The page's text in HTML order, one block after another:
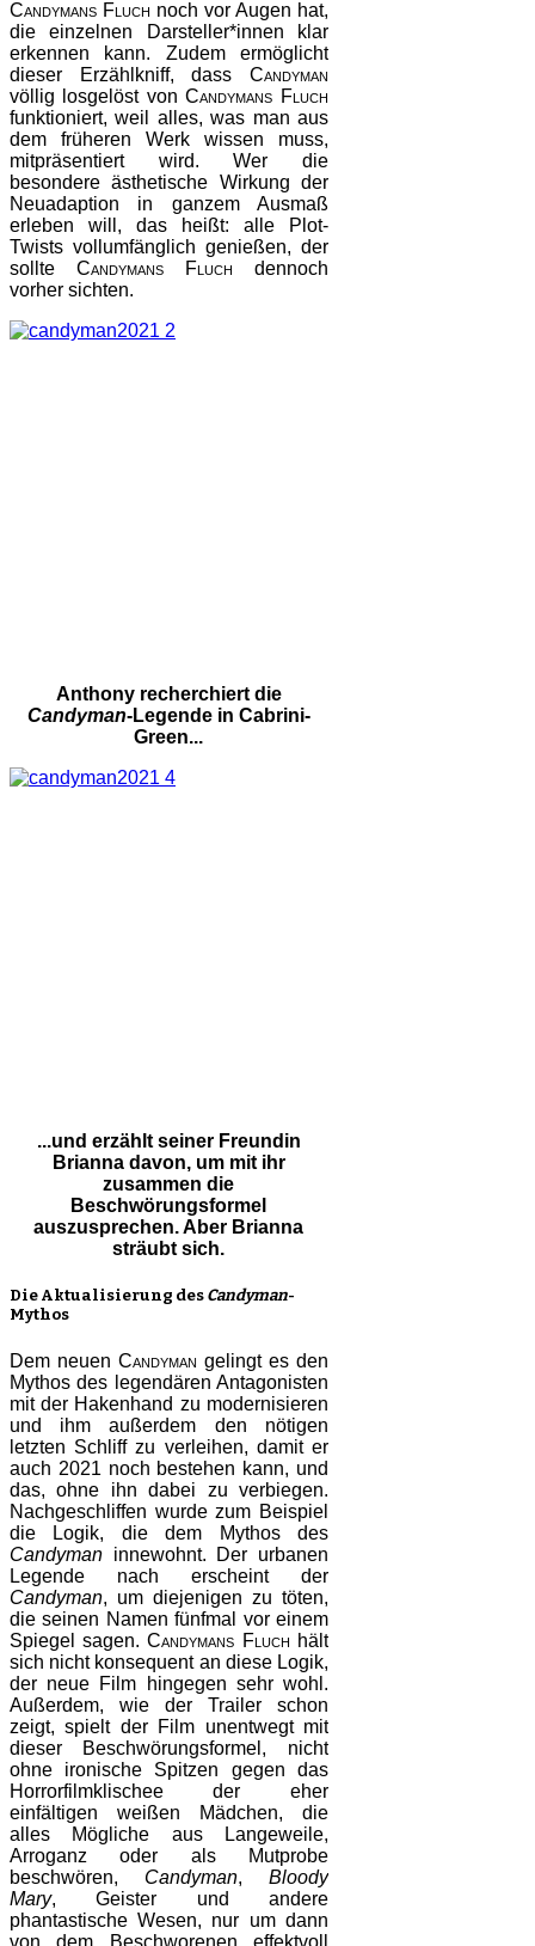
Candymans Fluch noch vor Augen hat,
die einzelnen Darsteller*innen klar
erkennen kann. Zudem ermöglicht
dieser Erzählkniff, dass Candyman
völlig losgelöst vonCandymans Fluch
funktioniert, weil alles, was man aus
dem früheren Werk wissen muss,
mitpräsentiert wird. Wer die
besondere ästhetische Wirkung der
Neuadaption in ganzem Ausmaß
erleben will, das heißt: alle Plot-
Twists vollumfänglich genießen, der
sollte Candymans Fluch dennoch
vorher sichten.
Anthony recherchiert die
Candyman-Legende in Cabrini-
Green...
...und erzählt seiner Freundin
Brianna davon, um mit ihr
zusammen die
Beschwörungsformel
auszusprechen. Aber Brianna
sträubt sich.
Die Aktualisierung desCandyman-
Mythos
Dem neuen Candyman gelingt es den
Mythos des legendären Antagonisten
mit der Hakenhand zu modernisieren
und ihm außerdem den nötigen
letzten Schliff zu verleihen, damit er
auch 2021 noch bestehen kann, und
das, ohne ihn dabei zu verbiegen.
Nachgeschliffen wurde zum Beispiel
die Logik, die dem Mythos des
Candyman innewohnt. Der urbanen
Legende nach erscheint der
Candyman, um diejenigen zu töten,
die seinen Namen fünfmal vor einem
Spiegel sagen.Candymans Fluch hält
sich nicht konsequent an diese Logik,
der neue Film hingegen sehr wohl.
Außerdem, wie der Trailer schon
zeigt, spielt der Film unentwegt mit
dieser Beschwörungsformel, nicht
ohne ironische Spitzen gegen das
Horrorfilmklischee der eher
einfältigen weißen Mädchen, die
alles Mögliche aus Langeweile,
Arroganz oder als Mutprobe
beschwören, Candyman, Bloody
Mary, Geister und andere
phantastische Wesen, nur um dann